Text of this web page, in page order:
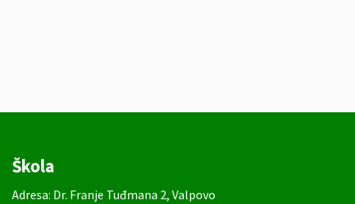
Škola
Adresa: Dr. Franje Tuđmana 2, Valpovo